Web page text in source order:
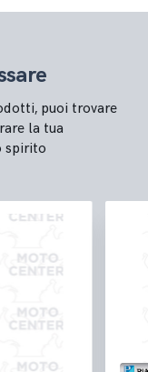
puoi trovare
la tua
spirito